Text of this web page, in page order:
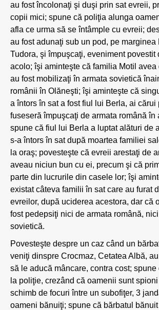
au fost încolonaţi şi duşi prin sat evreii,
copii mici; spune că poliţia alunga
afla ce urma să se întâmple cu evreii;
au fost adunaţi sub un pod, pe marginea
Tudora, şi împuşcaţi, eveniment povestit
acolo; îşi aminteşte că familia Motil avea
au fost mobilizaţi în armata sovietică
românii în Olăneşti; îşi aminteşte că
a întors în sat a fost fiul lui Berla, ai cărui
fuseseră împuşcaţi de armata română în
spune că fiul lui Berla a luptat alături de
s-a întors în sat după moartea familiei
la oraş; povesteşte că evreii arestaţi de
aveau niciun bun cu ei, precum şi că
parte din lucrurile din casele lor; îşi
existat câteva familii în sat care au furat
evreilor, după uciderea acestora, dar că
fost pedepsiţi nici de armata română,
sovietică.
Povesteşte despre un caz când un
veniţi dinspre Crocmaz, Cetatea Albă,
să le aducă mâncare, contra cost; spune
la poliţie, crezând că oamenii sunt
schimb de focuri între un subofiţer, 3
oameni bănuiţi; spune că bărbatul